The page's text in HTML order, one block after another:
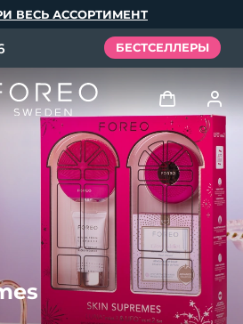
ВЕСЬ АССОРТИМЕНТ
БЕСТСЕЛЛЕРЫ
Войти
Профиль пользователя
Мои приборы
Мои заказы
Tech Elixir
Español
Português
Русский